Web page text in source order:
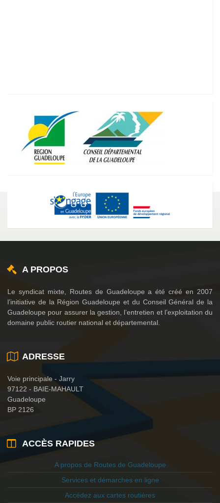
A PROPOS
Le syndicat mixte, Routes de Guadeloupe a été créé en 2007
l’initiative de la Région Guadeloupe et du Conseil Général de la
Guadeloupe pour assurer la gestion, l’entretien et l’exploitation du
domaine public routier national et départemental.
ADRESSE
Voie principale - Jarry
97122 - BAIE-MAHAULT
Guadeloupe
BP 2126
ACCÈS RAPIDES
A propos de Routes de Guadeloupe
Services et démarches en ligne
Accédez aux cartes routières